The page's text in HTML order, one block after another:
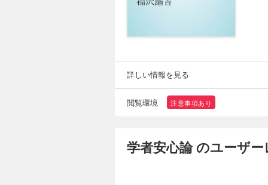
詳しい情報を見る
閲覧環境 注意事項あり
学者安心論 のユーザ